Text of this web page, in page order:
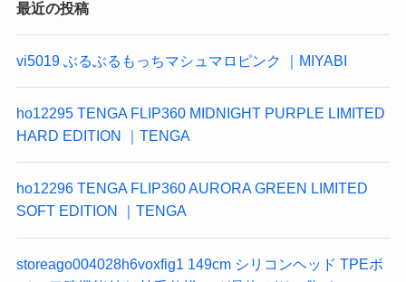
最近の投稿
vi5019 ぶるぶるもっちマシュマロピンク ｜MIYABI
ho12295 TENGA FLIP360 MIDNIGHT PURPLE LIMITED
HARD EDITION ｜TENGA
ho12296 TENGA FLIP360 AURORA GREEN LIMITED
SOFT EDITION ｜TENGA
storeago004028h6voxfig1 149cm シリコンヘッド TPEボ